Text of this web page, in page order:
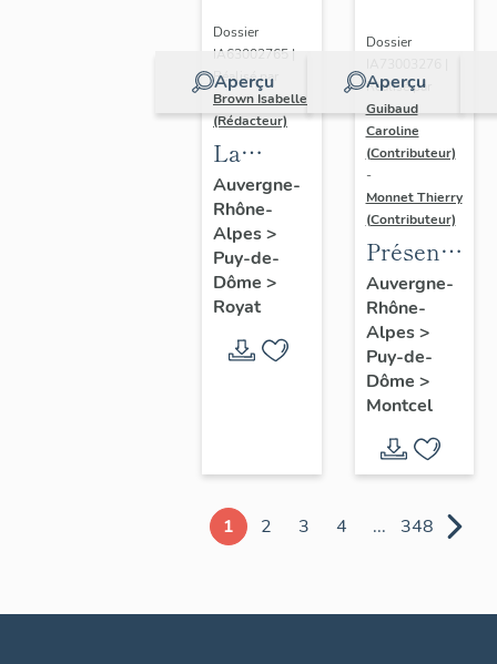
Aperçu
Dossier
IA63002765 |
Réalisé par
Brown Isabelle
(Rédacteur)
La
station
thermale
de
Royat-
Chamalières
Auvergne-
Rhône-
Alpes>
Puy-de-
Dôme >
Royat
Aperçu
Dossier
Réalisé par
Guibaud
Caroline
(Contributeur)
-
Monnet Thierry
(Contributeur)
de la
commune
de
Montcel
Auvergne-
Rhône-
Alpes>
Puy-de-
Dôme >
Montcel
1 2 3 4 ... 348